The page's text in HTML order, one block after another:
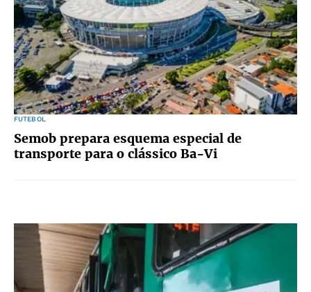
FUTEBOL
Semob prepara esquema especial de
transporte para o clássico Ba-Vi